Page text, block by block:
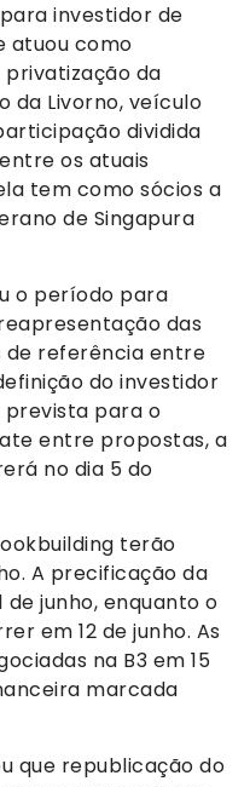
investidor de
atuou como
da
da Livorno, veículo
dividida
os atuais
tem como sócios a
de Singapura
o período para
das
de referência entre
do investidor
para o
entre propostas, a
no dia 5 do
terão
A precificação da
junho, enquanto o
em 12 de junho. As
na B3 em 15
marcada
que republicação do